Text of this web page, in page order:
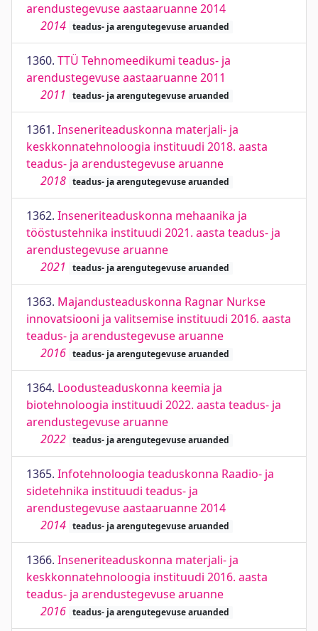
arendustegevuse aastaaruanne 2014
2014 teadus- ja arengutegevuse aruanded
1360. TTÜ Tehnomeedikumi teadus- ja
arendustegevuse aastaaruanne 2011
2011
teadus- ja arengutegevuse aruanded
1361. Inseneriteaduskonna materjali- ja
keskkonnatehnoloogia instituudi 2018. aasta
teadus- ja arendustegevuse aruanne
2018 teadus- ja arengutegevuse aruanded
1362. Inseneriteaduskonna mehaanika ja
tööstustehnika instituudi 2021. aasta teadus- ja
arendustegevuse aruanne
2021
teadus- ja arengutegevuse aruanded
1363. Majandusteaduskonna Ragnar Nurkse
innovatsiooni ja valitsemise instituudi 2016. aasta
teadus- ja arendustegevuse aruanne
2016 teadus- ja arengutegevuse aruanded
1364. Loodusteaduskonna keemia ja
biotehnoloogia instituudi 2022. aasta teadus- ja
arendustegevuse aruanne
2022 teadus- ja arengutegevuse aruanded
1365. Infotehnoloogia teaduskonna Raadio- ja
sidetehnika instituudi teadus- ja
arendustegevuse aastaaruanne 2014
2014 teadus- ja arengutegevuse aruanded
1366. Inseneriteaduskonna materjali- ja
keskkonnatehnoloogia instituudi 2016. aasta
teadus- ja arendustegevuse aruanne
2016 teadus- ja arengutegevuse aruanded